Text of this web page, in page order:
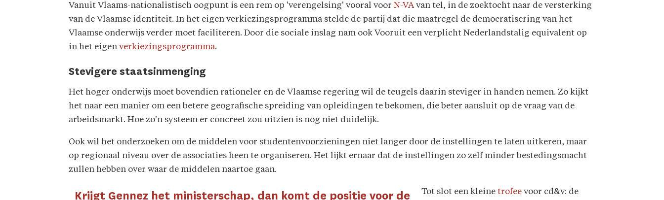
Vanuit Vlaams-nationalistisch oogpunt is een rem op 'verengelsing' vooral voorN-VAvan tel, in de zoektocht naar de versterking
van de Vlaamse identiteit. In het eigen verkiezingsprogramma stelde de partij dat die maatregel de democratisering van het
Vlaamse onderwijs verder moet faciliteren. Door die sociale inslag nam ook Vooruit een verplicht Nederlandstalig equivalent op
in het eigenverkiezingsprogramma.
Stevigere staatsinmenging
Het hoger onderwijs moet bovendien rationeler en de Vlaamse regering wil de teugels daarin steviger in handen nemen. Zo kijkt
het naar een manier om een betere geografische spreiding van opleidingen te bekomen, die beter aansluit op de vraag van de
arbeidsmarkt. Hoe zo'n systeem er concreet zou uitzien is nog niet duidelijk.
Ook wil het onderzoeken om de middelen voor studentenvoorzieningen niet langer door de instellingen te laten uitkeren, maar
op regionaal niveau over de associaties heen te organiseren. Het lijkt ernaar dat de instellingen zo zelf minder bestedingsmacht
zullen hebben over waar de middelen naartoe gaan.
Krijgt Gennez het ministerschap, dan komt de positie voor de
Tot slot een kleinetrofeevoor cd&v: de